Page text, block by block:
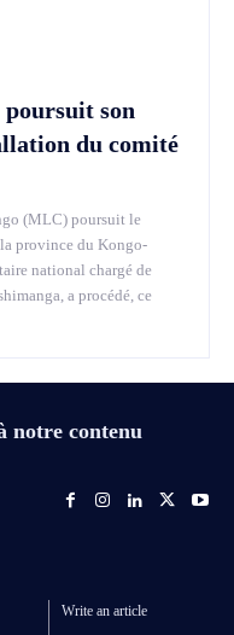
son
du comité
(MLC) poursuit le
province du Kongo-
national chargé de
a procédé, ce
notre contenu
Write an article